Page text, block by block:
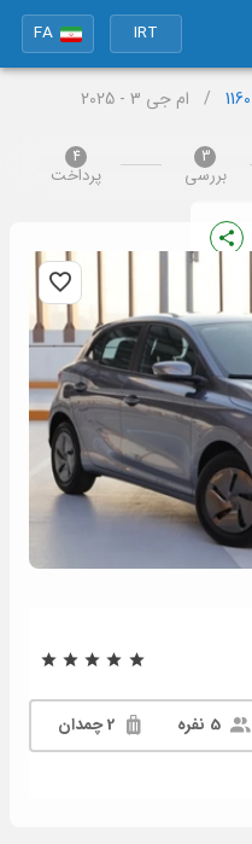
IRT
FA
1160
/ ام جی 3 - 2025
3
بررسی
4
پرداخت
2 چمدان